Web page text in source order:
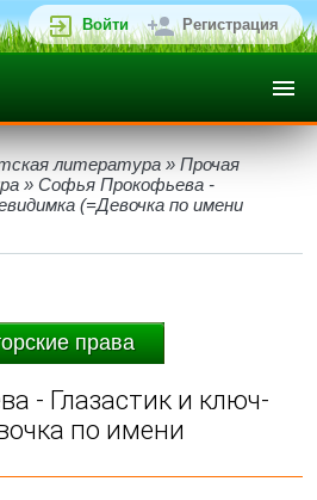
Войти Регистрация
литература » Прочая
» Софья Прокофьева -
(=Девочка по имени
права
- Глазастик и ключ-
по имени